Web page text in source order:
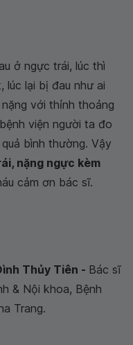
ở ngực trái, lúc thì
lúc lại bị đau như ai
với thỉnh thoảng
viện người ta đo
bình thường. Vậy
nặng ngực kèm
cảm ơn bác sĩ.
Thủy Tiên - Bác sĩ
& Nội khoa, Bệnh
Trang.